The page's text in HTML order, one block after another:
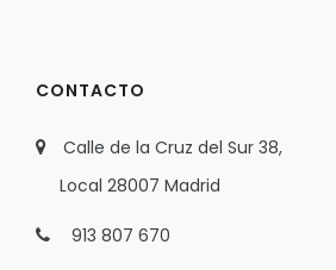
CONTACTO
Calle de la Cruz del Sur 38,
Local 28007 Madrid
913 807 670